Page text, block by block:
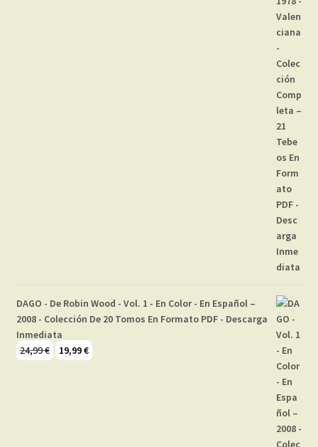
DAGO - De Robin Wood - Vol. 1 - En Color - En Español –
2008 - Colección De 20 Tomos En Formato PDF - Descarga
Inmediata
24,99€
El19,99€